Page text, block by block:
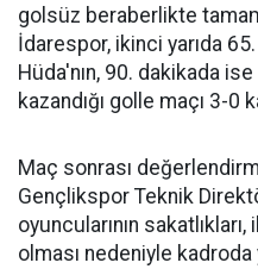
golsüz beraberlikte
İdarespor, ikinci yarıda
Hüda'nın, 90. dakikada
kazandığı golle maçı 3-0
Maç sonrası
Gençlikspor Teknik
oyuncularının
olması nedeniyle kadroda